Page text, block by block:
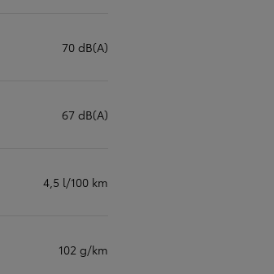
70 dB(A)
67 dB(A)
4,5 l/100 km
102 g/km